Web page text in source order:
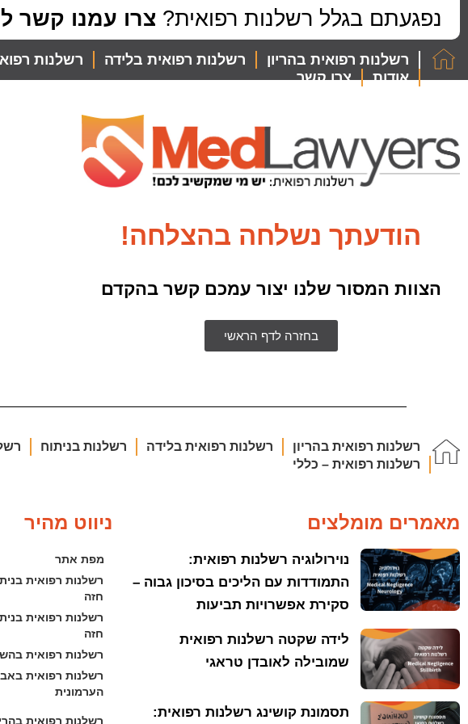
לתוכןנפגעתם בגלל רשלנות רפואית? צרו עמנו קשר
רשלנות רפואית בהריון רשלנות רפואית בלידה רשלנות
אודות
צרו קשר
הודעתך נשלחה בהצלחה!
הצוות המסור שלנו יצור עמכם קשר בהקדם
בחזרה לדף הראשי
רשלנות רפואית בהריון רשלנות רפואית בלידה רשלנות בניתוח
רשלנות רפואית – כללי
מאמרים מומלצים
נוירולוגיה רשלנות רפואית:
התמודדות עם הליכים בסיכון גבוה –
סקירת אפשרויות תביעות
לידה שקטה רשלנות רפואית
שמובילה לאובדן טראגי
תסמונת קושינג רשלנות רפואית:
ניווט מהיר
מפת אתר
רשלנות רפואית
חזה
רשלנות רפואית
חזה
רשלנות רפואית
רשלנות רפואית
הערמונית
רשלנות רפואית